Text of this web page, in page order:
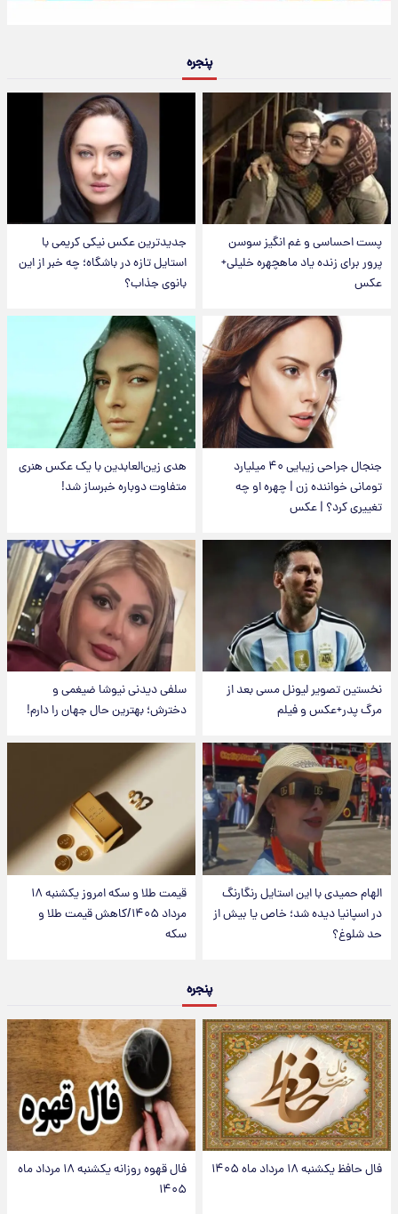
پنجره
پست احساسی و غم انگیز سوسن
پرور برای زنده یاد ماهچهره خلیلی+
عکس
جدیدترین عکس نیکی کریمی با
استایل تازه در باشگاه؛ چه خبر از این
بانوی جذاب؟
جنجال جراحی زیبایی ۴۰ میلیارد
تومانی خواننده زن | چهره او چه
تغییری کرد؟ | عکس
هدی زین‌العابدین با یک عکس هنری
متفاوت دوباره خبرساز شد!
نخستین تصویر لیونل مسی بعد از
مرگ پدر+عکس و فیلم
سلفی دیدنی نیوشا ضیغمی و
دخترش؛ بهترین حال جهان را دارم!
الهام حمیدی با این استایل رنگارنگ
در اسپانیا دیده شد؛ خاص یا بیش از
حد شلوغ؟
قیمت طلا و سکه امروز یکشنبه ۱۸
مرداد ۱۴۰۵/کاهش قیمت طلا و
سکه
پنجره
فال حافظ یکشنبه ۱۸ مرداد ماه ۱۴۰۵
فال قهوه روزانه یکشنبه ۱۸ مرداد ماه
۱۴۰۵